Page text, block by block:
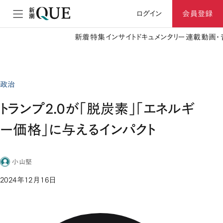
ログイン 会員登録
新着特集 インサイト ドキュメンタリー 連載動画
政治
トランプ2.0が「脱炭素」「エネルギ
ー価格」に与えるインパクト
小山堅
2024年12月16日